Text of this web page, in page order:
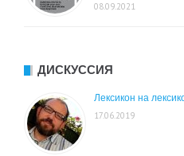
08.09.2021
ДИСКУССИЯ
Лексикон на
17.06.2019